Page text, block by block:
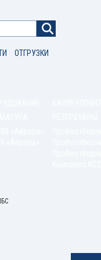
ОТГРУЗКИ